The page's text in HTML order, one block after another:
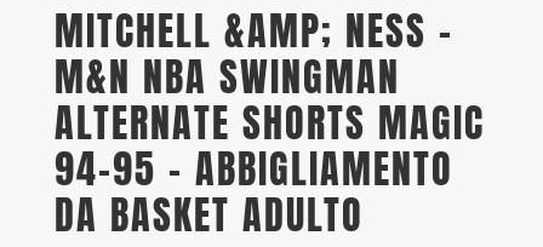
MITCHELL &AMP; NESS –
M&N NBA SWINGMAN
ALTERNATE SHORTS MAGIC
94-95 – ABBIGLIAMENTO
DA BASKET ADULTO